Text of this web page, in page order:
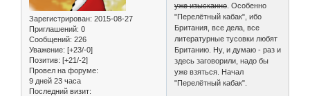
Зарегистрирован: 2015-08-27
Приглашений: 0
Сообщений: 226
Уважение: [+23/-0]
Позитив: [+21/-2]
Провел на форуме:
9 дней 23 часа
Последний визит:
уже изысканно . Особенно
"Перелётный кабак", ибо
Британия, все дела, все
литературные тусовки любят
Британию. Ну, и думаю - раз и
здесь заговорили, надо бы
уже взяться. Начал
"Перелётный кабак".